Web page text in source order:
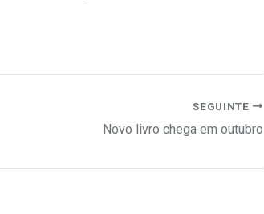
SEGUINTE
Novo livro chega em outubro